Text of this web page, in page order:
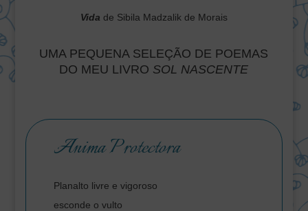
Vida de Sibila Madzalik de Morais
UMA PEQUENA SELEÇÃO DE POEMAS
DO MEU LIVRO SOL NASCENTE
Anima Protectora
Planalto livre e vigoroso
esconde o vulto